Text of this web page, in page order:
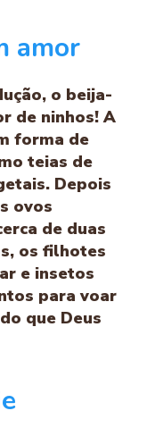
amor
o beija-
de ninhos! A
forma de
teias de
Depois
ovos
de duas
os filhotes
e insetos
para voar
que Deus